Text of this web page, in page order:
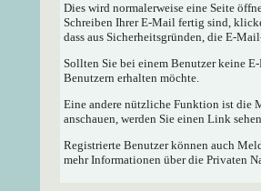
Dies wird normalerweise eine Seite
Schreiben Ihrer E-Mail fertig sind,
dass aus Sicherheitsgründen, die E-
Sollten Sie bei einem Benutzer keine
Benutzern erhalten möchte.
Eine andere nützliche Funktion ist die
anschauen, werden Sie einen Link
Registrierte Benutzer können auch
mehr Informationen über die Privaten